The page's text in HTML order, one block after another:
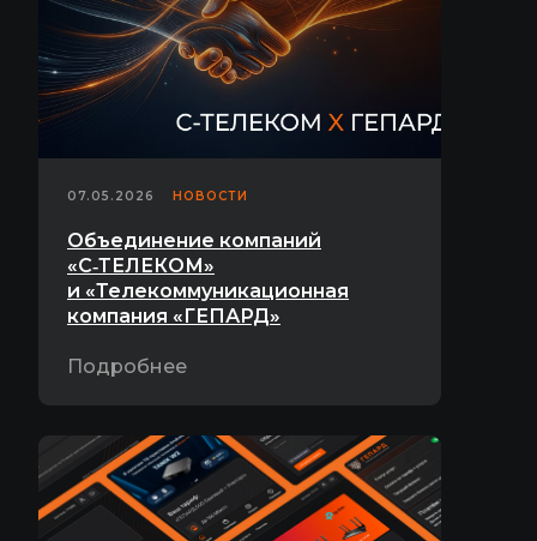
07.05.2026 НОВОСТИ
Объединение компаний
«С‑ТЕЛЕКОМ»
и «Телекоммуникационная
компания «ГЕПАРД»
Подробнее